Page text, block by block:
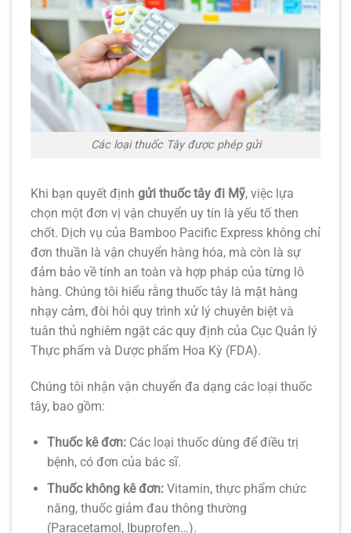
Các loại thuốc Tây được phép gửi
Khi bạn quyết định gửi thuốc tây đi Mỹ, việc lựa
chọn một đơn vị vận chuyển uy tín là yếu tố then
chốt. Dịch vụ của Bamboo Pacific Express không chỉ
đơn thuần là vận chuyển hàng hóa, mà còn là sự
đảm bảo về tính an toàn và hợp pháp của từng lô
hàng. Chúng tôi hiểu rằng thuốc tây là mặt hàng
nhạy cảm, đòi hỏi quy trình xử lý chuyên biệt và
tuân thủ nghiêm ngặt các quy định của Cục Quản lý
Thực phẩm và Dược phẩm Hoa Kỳ (FDA).
Chúng tôi nhận vận chuyển đa dạng các loại thuốc
tây, bao gồm:
Thuốc kê đơn:Các loại thuốc dùng để điều trị
bệnh, có đơn của bác sĩ.
Thuốc không kê đơn:Vitamin, thực phẩm chức
năng, thuốc giảm đau thông thường
(Paracetamol, Ibuprofen…).